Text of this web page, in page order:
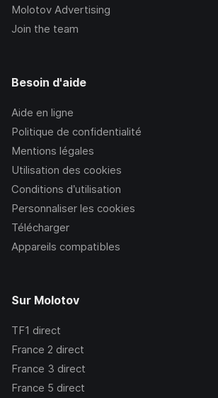
Molotov Advertising
Join the team
Besoin d'aide
Aide en ligne
Politique de confidentialité
Mentions légales
Utilisation des cookies
Conditions d’utilisation
Personnaliser les cookies
Télécharger
Appareils compatibles
Sur Molotov
TF1 direct
France 2 direct
France 3 direct
France 5 direct